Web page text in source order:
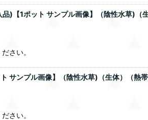
)【1ポット サンプル画像】（陰性水草)（
さい。
サンプル画像】（陰性水草)（生体）（熱帯
さい。